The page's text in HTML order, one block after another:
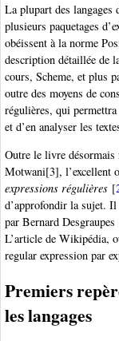
La plupart des langages
plusieurs paquetages
obéissent à la norme
description détaillée de
cours, Scheme, et plus
outre des moyens de
régulières, qui
et d’en analyser les
Outre le livre
Motwani[3], l’excellent
expressions régulières [
d’approfondir la sujet.
par Bernard
L’article de Wikipédia,
regular expression par
Premiers
les langages